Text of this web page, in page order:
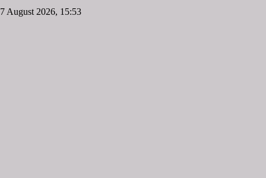
7 August 2026, 15:53